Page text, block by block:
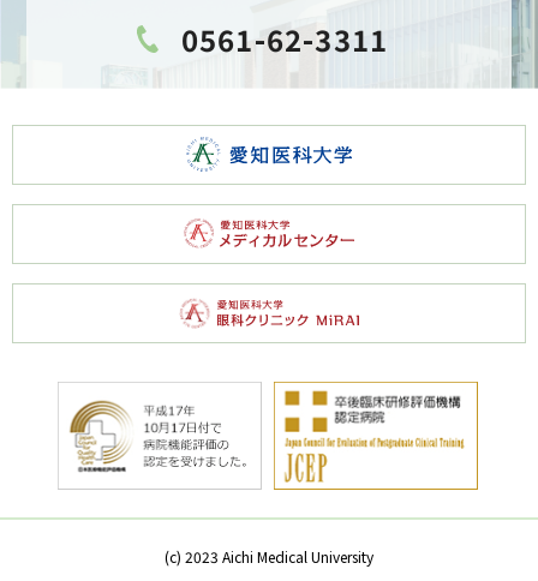
0561-62-3311
(c) 2023 Aichi Medical University